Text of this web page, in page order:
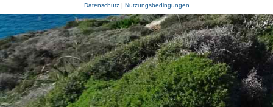
Datenschutz| Nutzungsbedingungen